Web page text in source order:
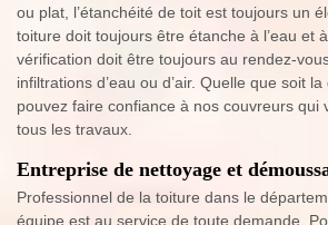
ou plat, l’étanchéité de toit est toujours un
toiture doit toujours être étanche à l’eau et
vérification doit être toujours au rendez-
infiltrations d’eau ou d’air. Quelle que soit
pouvez faire confiance à nos couvreurs qui
tous les travaux.
Entreprise de nettoyage et
Professionnel de la toiture dans le
équipe est au service de toute demande.